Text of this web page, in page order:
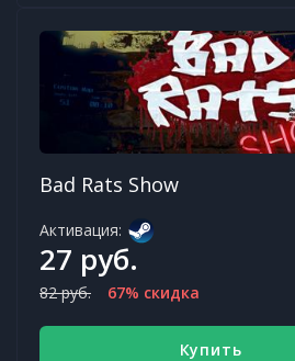
Bad Rats Show
Активация:
27 руб.
82 руб. 67% скидка
Купить